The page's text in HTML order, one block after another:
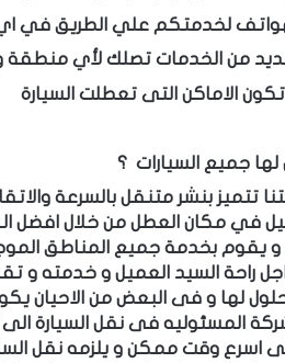
لخدمتكم علي الطريق في
من الخدمات تصلك لأي منطقة
الاماكن التى تعطلت السيارة
جميع السيارات ؟
تتميز بنشر متنقل بالسرعة
في مكان العطل من خلال افضل
يقوم بخدمة جميع المناطق ا
راحة السيد العميل و خدمته و
لها و فى البعض من الاحيان
المسئوليه فى نقل السيارة
اسرع وقت ممكن و يلزمه نقل